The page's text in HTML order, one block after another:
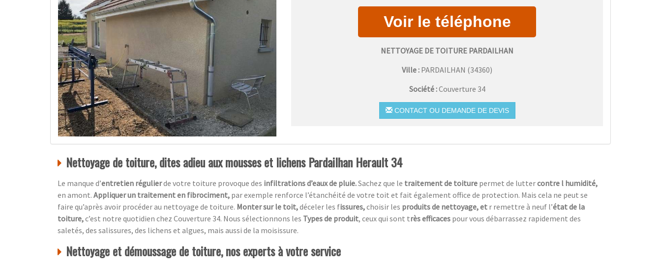
NETTOYAGE DE TOITURE PARDAILHAN
Ville : PARDAILHAN (34360)
Société :Couverture 34
CONTACT OU DEMANDE DE DEVIS
Nettoyage de toiture, dites adieu aux mousses et lichens Pardailhan Herault 34
Le manque d’entretien régulierde votre toiture provoque des infiltrations d’eaux de pluie.Sachez que le traitement de toiture permet de luttercontre l humidité,
en amont. Appliquer un traitement en fibrociment, par exemple renforce l’étanchéité de votre toit et fait également office de protection. Mais cela ne peut se
faire qu’après avoir procéder au nettoyage de toiture. Monter sur le toit,déceler les fissures,choisir les produits de nettoyage, et r remettre à neuf l’état de la
toiture,c’est notre quotidien chez Couverture 34. Nous sélectionnons les Types de produit, ceux qui sont très efficaces pour vous débarrassez rapidement des
saletés, des salissures, des lichens et algues, mais aussi de la moisissure.
Nettoyage et démoussage de toiture, nos experts à votre service